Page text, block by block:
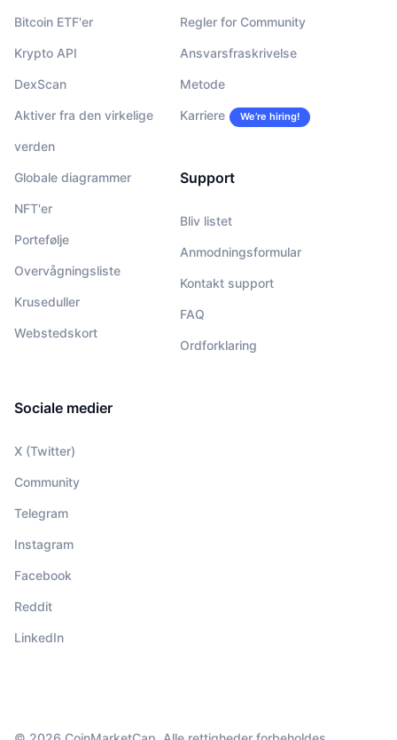
Bitcoin ETF'er
Krypto API
DexScan
Aktiver fra den virkelige
verden
Globale diagrammer
NFT'er
Portefølje
Overvågningsliste
Kruseduller
Webstedskort
Regler for Community
Ansvarsfraskrivelse
Metode
Karriere We’re hiring!
Support
Bliv listet
Anmodningsformular
Kontakt support
FAQ
Ordforklaring
Sociale medier
X (Twitter)
Community
Telegram
Instagram
Facebook
Reddit
LinkedIn